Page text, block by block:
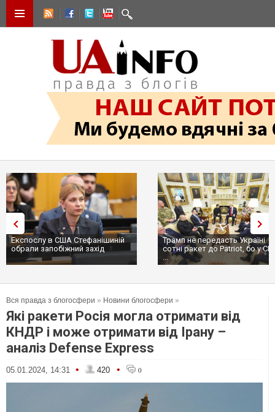
Експослу в США Стефанішиній
обрали запобіжний захід
Трамп не передасть Україні
сотні ракет до Patriot, бо у
...
Вся правда з блогосфери » Новини блогосфери »
Які ракети Росія могла отримати від
КНДР і може отримати від Ірану –
аналіз Defense Express
05.01.2024, 14:31 • 420 • 0